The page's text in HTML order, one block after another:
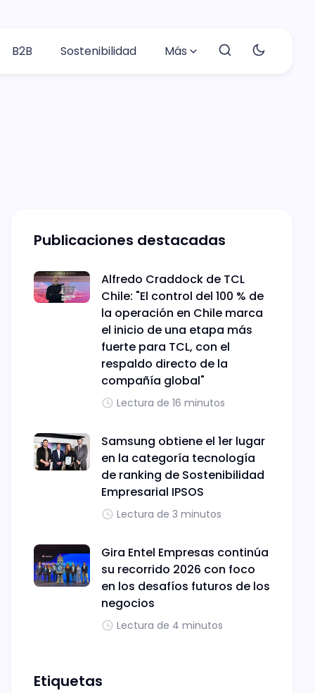
B2B Sostenibilidad Más
Publicaciones destacadas
Alfredo Craddock de TCL
Chile: "El control del 100 % de
la operación en Chile marca
el inicio de una etapa más
fuerte para TCL, con el
respaldo directo de la
compañía global"
Lectura de 16 minutos
Samsung obtiene el 1er lugar
en la categoría tecnología
de ranking de Sostenibilidad
Empresarial IPSOS
Lectura de 3 minutos
Gira Entel Empresas continúa
su recorrido 2026 con foco
en los desafíos futuros de los
negocios
Lectura de 4 minutos
Etiquetas